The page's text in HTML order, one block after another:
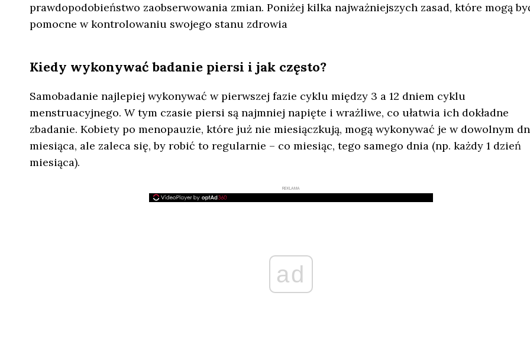
prawdopodobieństwo zaobserwowania zmian. Poniżej kilka najważniejszych zasad, które mogą
pomocne w kontrolowaniu swojego stanu zdrowia
Kiedy wykonywać badanie piersi i jak często?
Samobadanie najlepiej wykonywać w pierwszej fazie cyklu między 3 a 12 dniem cyklu
menstruacyjnego. W tym czasie piersi są najmniej napięte i wrażliwe, co ułatwia ich dokładne
zbadanie. Kobiety po menopauzie, które już nie miesiączkują, mogą wykonywać je w dowolnym
miesiąca, ale zaleca się, by robić to regularnie – co miesiąc, tego samego dnia (np. każdy 1 dzień
miesiąca).
REKLAMA
ad